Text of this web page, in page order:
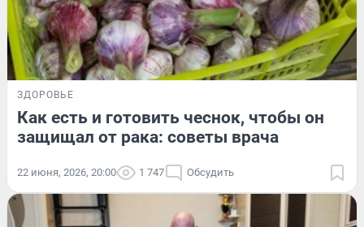
ЗДОРОВЬЕ
Как есть и готовить чеснок, чтобы он
защищал от рака: советы врача
22 июня, 2026, 20:00 1 747 Обсудить